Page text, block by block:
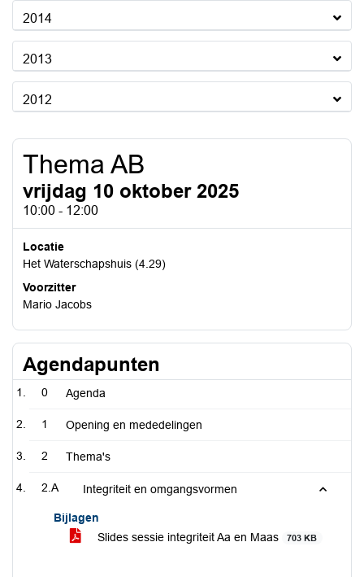
2014
2013
2012
Thema AB
vrijdag 10 oktober 2025
10:00 - 12:00
Locatie
Het Waterschapshuis (4.29)
Voorzitter
Mario Jacobs
Agendapunten
0 Agenda
1 Opening en mededelingen
2 Thema's
2.A Integriteit en omgangsvormen
Bijlagen
Slides sessie integriteit Aa en Maas
703 KB